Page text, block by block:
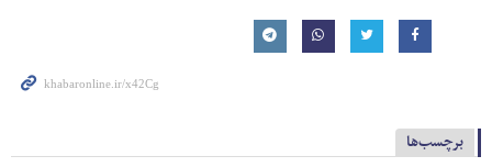
برچسب‌ها